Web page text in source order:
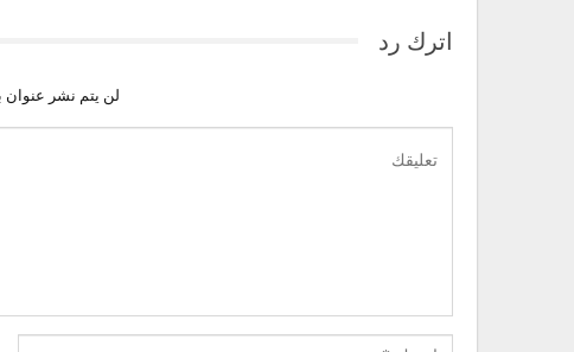
اترك رد
لن يتم نشر عنوان